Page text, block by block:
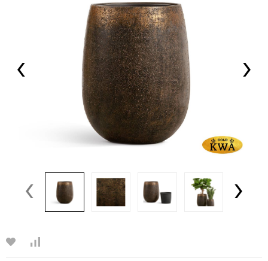
‹ ›
‹ ›